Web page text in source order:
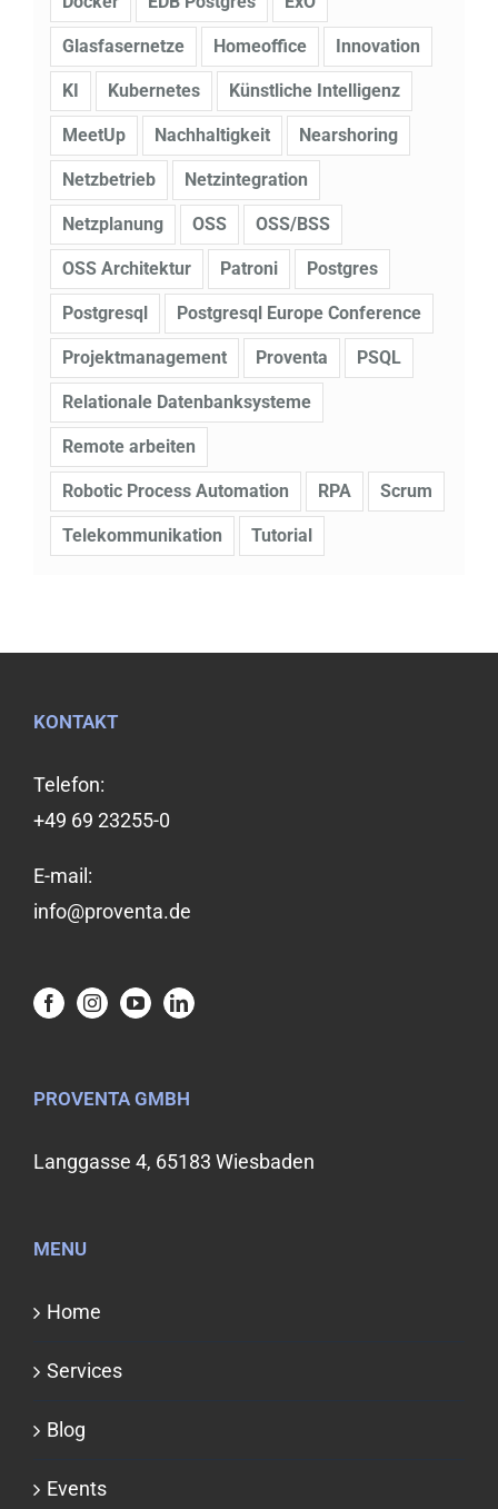
Glasfasernetze Homeoffice Innovation
KI Kubernetes Künstliche Intelligenz
MeetUp Nachhaltigkeit Nearshoring
Netzbetrieb Netzintegration
Netzplanung OSS OSS/BSS
OSS Architektur Patroni Postgres
Postgresql Postgresql Europe Conference
Projektmanagement Proventa PSQL
Relationale Datenbanksysteme
Remote arbeiten
Robotic Process Automation RPA Scrum
Telekommunikation Tutorial
KONTAKT
Telefon:
+49 69 23255-0
E-mail:
info@proventa.de
PROVENTA GMBH
Langgasse 4, 65183 Wiesbaden
MENU
Home
Services
Blog
Events